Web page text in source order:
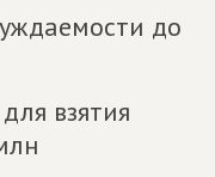
до
взятия